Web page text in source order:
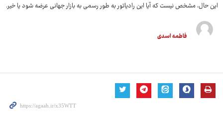
این حال، مشخص نیست که آیا این رادیاتور به طور رسمی به بازار جهانی عرضه شود یا خیر.
فاطمه اسدی